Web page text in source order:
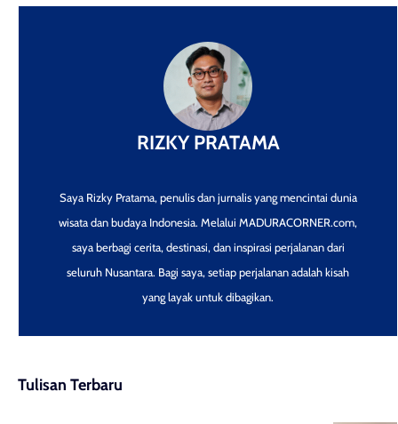
RIZKY PRATAMA
Saya Rizky Pratama, penulis dan jurnalis yang mencintai dunia
wisata dan budaya Indonesia. Melalui MADURACORNER.com,
saya berbagi cerita, destinasi, dan inspirasi perjalanan dari
seluruh Nusantara. Bagi saya, setiap perjalanan adalah kisah
yang layak untuk dibagikan.
Tulisan Terbaru